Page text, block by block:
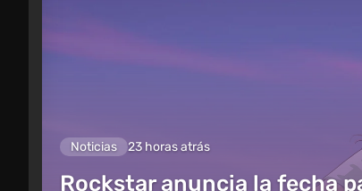
Noticias 23 horas atrás
Rockstar anuncia la fecha